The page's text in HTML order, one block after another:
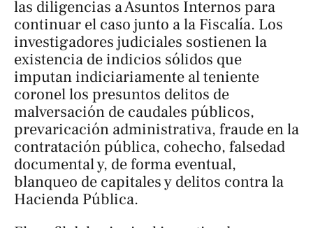
las diligencias a Asuntos Internos para
continuar el caso junto a la Fiscalía. Los
investigadores judiciales sostienen la
existencia de indicios sólidos que
imputan indiciariamente al teniente
coronel los presuntos delitos de
malversación de caudales públicos,
prevaricación administrativa, fraude en la
contratación pública, cohecho, falsedad
documental y, de forma eventual,
blanqueo de capitales y delitos contra la
Hacienda Pública.